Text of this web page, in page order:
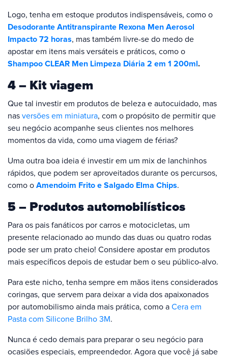
Logo, tenha em estoque produtos indispensáveis, como o
Desodorante Antitranspirante Rexona Men Aerosol
Impacto 72 horas, mas também livre-se do medo de
apostar em itens mais versáteis e práticos, como o
Shampoo CLEAR Men Limpeza Diária 2 em 1 200ml .
4 – Kit viagem
Que tal investir em produtos de beleza e autocuidado, mas
nas versões em miniatura, com o propósito de permitir que
seu negócio acompanhe seus clientes nos melhores
momentos da vida, como uma viagem de férias?
Uma outra boa ideia é investir em um mix de lanchinhos
rápidos, que podem ser aproveitados durante os percursos,
como o Amendoim Frito e Salgado Elma Chips.
5 – Produtos automobilísticos
Para os pais fanáticos por carros e motocicletas, um
presente relacionado ao mundo das duas ou quatro rodas
pode ser um prato cheio! Considere apostar em produtos
mais específicos depois de estudar bem o seu público-alvo.
Para este nicho, tenha sempre em mãos itens considerados
coringas, que servem para deixar a vida dos apaixonados
por automobilismo ainda mais prática, como a Cera em
Pasta com Silicone Brilho 3M.
Nunca é cedo demais para preparar o seu negócio para
ocasiões especiais, empreendedor. Agora que você já sabe